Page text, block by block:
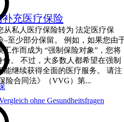
充医疗保险
从私人医疗保险转为 法定医疗保
–至少部分保留。 例如，如果您由
作而成为 “强制保险对象”，您将
。 不过，大多数人都希望在强制
能继续获得全面的医疗服务。 请注
险合同法》（VVG）第...